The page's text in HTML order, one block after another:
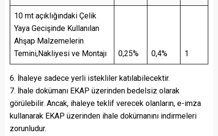
10 mt açıklığındaki Çelik
Yaya Gecişinde Kullanılan
Ahşap Malzemelerin
Temini,Nakliyesi ve Montajı
0,25% 0,4% 1
6. İhaleye sadece yerli istekliler katılabilecektir.
7. İhale dokümanı EKAP üzerinden bedelsiz olarak
görülebilir. Ancak, ihaleye teklif verecek olanların, e-imza
kullanarak EKAP üzerinden ihale dokümanını indirmeleri
zorunludur.